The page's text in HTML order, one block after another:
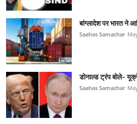
बांग्लादेश पर भारत ने
Saahas Samachar
डोनाल्ड ट्रंप बोले-
Saahas Samachar